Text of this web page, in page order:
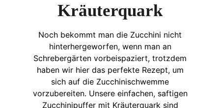
Kräuterquark
Noch bekommt man die Zucchini nicht
hinterhergeworfen, wenn man an
Schrebergärten vorbeispaziert, trotzdem
haben wir hier das perfekte Rezept, um
sich auf die Zucchinischwemme
vorzubereiten. Unsere einfachen, saftigen
Zucchinipuffer mit Kräuterquark sind